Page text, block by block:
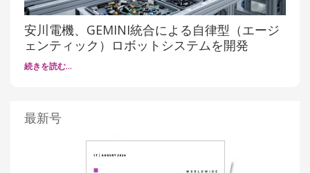
安川電機、GEMINI統合による自律型（エージ
ェンティック）ロボットシステムを開発
続きを読む…
最新号